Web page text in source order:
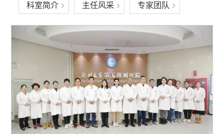
科室简介 主任风采 专家团队